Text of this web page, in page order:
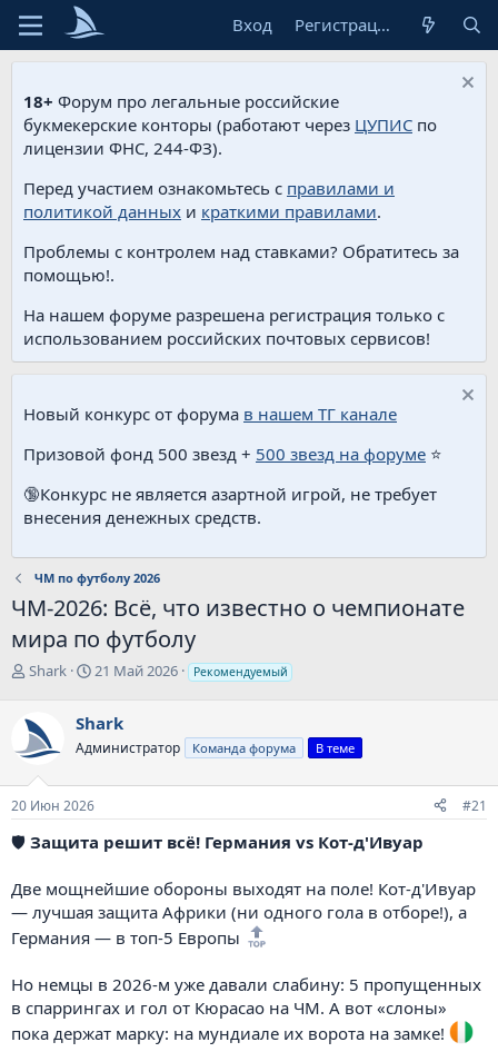
Вход Регистрация
18+ Форум про легальные российские
букмекерские конторы (работают через ЦУПИС по
лицензии ФНС, 244-ФЗ).
Перед участием ознакомьтесь с правилами и
политикой данных и краткими правилами.
Проблемы с контролем над ставками? Обратитесь за
помощью!.
На нашем форуме разрешена регистрация только с
использованием российских почтовых сервисов!
Новый конкурс от форума в нашем ТГ канале
Призовой фонд 500 звезд + 500 звезд на форуме ⭐️
🔞Конкурс не является азартной игрой, не требует
внесения денежных средств.
ЧМ по футболу 2026
ЧМ-2026: Всё, что известно о чемпионате
мира по футболу
А
о
р
е
м
Shark
Д
а
н
ч
а
а
21 Май 2026 Рекомендуемый
Shark
Администратор Команда форума В теме
20 Июн 2026 #21
🛡 Защита решит всё! Германия vs Кот-д'Ивуар
Две мощнейшие обороны выходят на поле! Кот-д'Ивуар
— лучшая защита Африки (ни одного гола в отборе!), а
Германия — в топ-5 Европы
Но немцы в 2026-м уже давали слабину: 5 пропущенных
в спаррингах и гол от Кюрасао на ЧМ. А вот «слоны»
пока держат марку: на мундиале их ворота на замке!